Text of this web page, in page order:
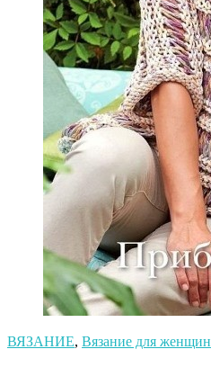
ВЯЗАНИЕ, Вязание для женщин